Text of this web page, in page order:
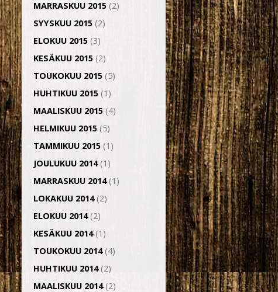
MARRASKUU 2015 (2)
SYYSKUU 2015 (2)
ELOKUU 2015 (3)
KESÄKUU 2015 (2)
TOUKOKUU 2015 (5)
HUHTIKUU 2015 (1)
MAALISKUU 2015 (4)
HELMIKUU 2015 (5)
TAMMIKUU 2015 (1)
JOULUKUU 2014(1)
MARRASKUU 2014(1)
LOKAKUU 2014(2)
ELOKUU 2014(2)
KESÄKUU 2014(1)
TOUKOKUU 2014(4)
HUHTIKUU 2014(2)
MAALISKUU 2014(2)